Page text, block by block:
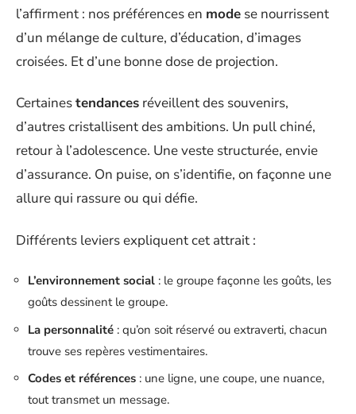
l’affirment : nos préférences en mode se nourrissent
d’un mélange de culture, d’éducation, d’images
croisées. Et d’une bonne dose de projection.
Certainestendances réveillent des souvenirs,
d’autres cristallisent des ambitions. Un pull chiné,
retour à l’adolescence. Une veste structurée, envie
d’assurance. On puise, on s’identifie, on façonne une
allure qui rassure ou qui défie.
Différents leviers expliquent cet attrait :
L’environnement social : le groupe façonne les goûts, les
goûts dessinent le groupe.
La personnalité : qu’on soit réservé ou extraverti, chacun
trouve ses repères vestimentaires.
Codes et références : une ligne, une coupe, une nuance,
tout transmet un message.